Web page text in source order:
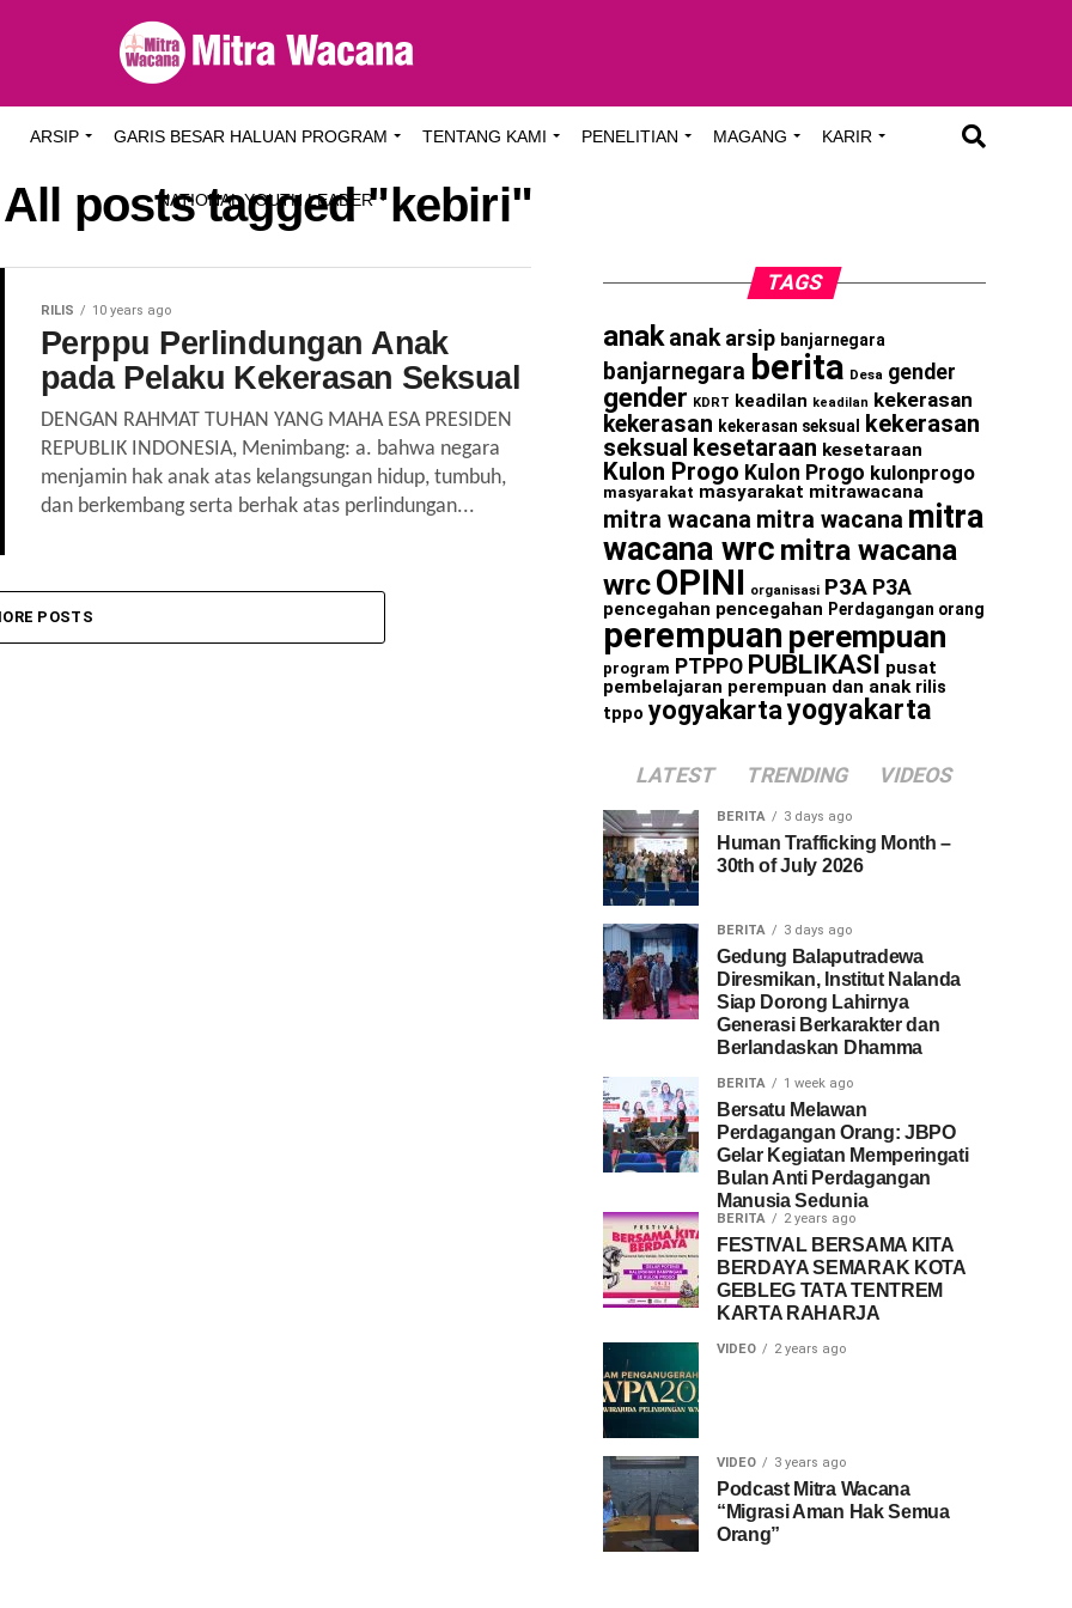
ARSIP GARIS BESAR HALUAN PROGRAM TENTANG KAMI PENELITIAN MAGANG KARIR
NATIONAL YOUTH LEADER
All posts tagged "kebiri"
RILIS 10 years ago
Perppu Perlindungan Anak
pada Pelaku Kekerasan Seksual
DENGAN RAHMAT TUHAN YANG MAHA ESA PRESIDEN
REPUBLIK INDONESIA, Menimbang: a. bahwa negara
menjamin hak anak atas kelangsungan hidup, tumbuh,
dan berkembang serta berhak atas perlindungan...
POSTS
TAGS
anak anak arsip banjarnegara
banjarnegara berita Desa gender
gender KDRT keadilan keadilan kekerasan
kekerasan kekerasan seksual
kekerasan
seksual kesetaraan kesetaraan
Kulon Progo Kulon Progo kulonprogo
masyarakat masyarakat mitrawacana
mitra wacana mitra wacana mitra
wacana wrc mitra wacana
wrcOPINI organisasi P3A P3A
pencegahan pencegahan Perdagangan orang
perempuan perempuan
program PTPPO PUBLIKASI pusat
pembelajaran perempuan dan anak rilis
tppo yogyakartayogyakarta
LATEST TRENDING VIDEOS
BERITA 3 days ago
Human Trafficking Month –
30th of July 2026
BERITA 3 days ago
Gedung Balaputradewa
Diresmikan, Institut Nalanda
Siap Dorong Lahirnya
Generasi Berkarakter dan
Berlandaskan Dhamma
BERITA 1 week ago
Bersatu Melawan
Perdagangan Orang: JBPO
Gelar Kegiatan Memperingati
Bulan Anti Perdagangan
Manusia Sedunia
BERITA 2 years ago
FESTIVAL BERSAMA KITA
BERDAYA SEMARAK KOTA
GEBLEG TATA TENTREM
KARTA RAHARJA
VIDEO 2 years ago
VIDEO 3 years ago
Podcast Mitra Wacana
“Migrasi Aman Hak Semua
Orang”